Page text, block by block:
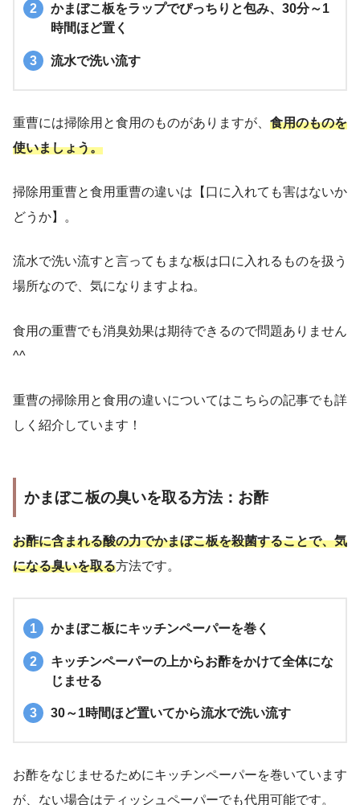
かまぼこ板をラップでぴっちりと包み、30分～1
時間ほど置く
流水で洗い流す
重曹には掃除用と食用のものがありますが、 食用のものを
使いましょう。
掃除用重曹と食用重曹の違いは【口に入れても害はないか
どうか】。
流水で洗い流すと言ってもまな板は口に入れるものを扱う
場所なので、気になりますよね。
食用の重曹でも消臭効果は期待できるので問題ありません
^^
重曹の掃除用と食用の違いについてはこちらの記事でも詳
しく紹介しています！
かまぼこ板の臭いを取る方法：お酢
お酢に含まれる酸の力でかまぼこ板を殺菌することで、気
になる臭いを取る方法です。
かまぼこ板にキッチンペーパーを巻く
キッチンペーパーの上からお酢をかけて全体にな
じませる
30～1時間ほど置いてから流水で洗い流す
お酢をなじませるためにキッチンペーパーを巻いています
が、ない場合はティッシュペーパーでも代用可能です。